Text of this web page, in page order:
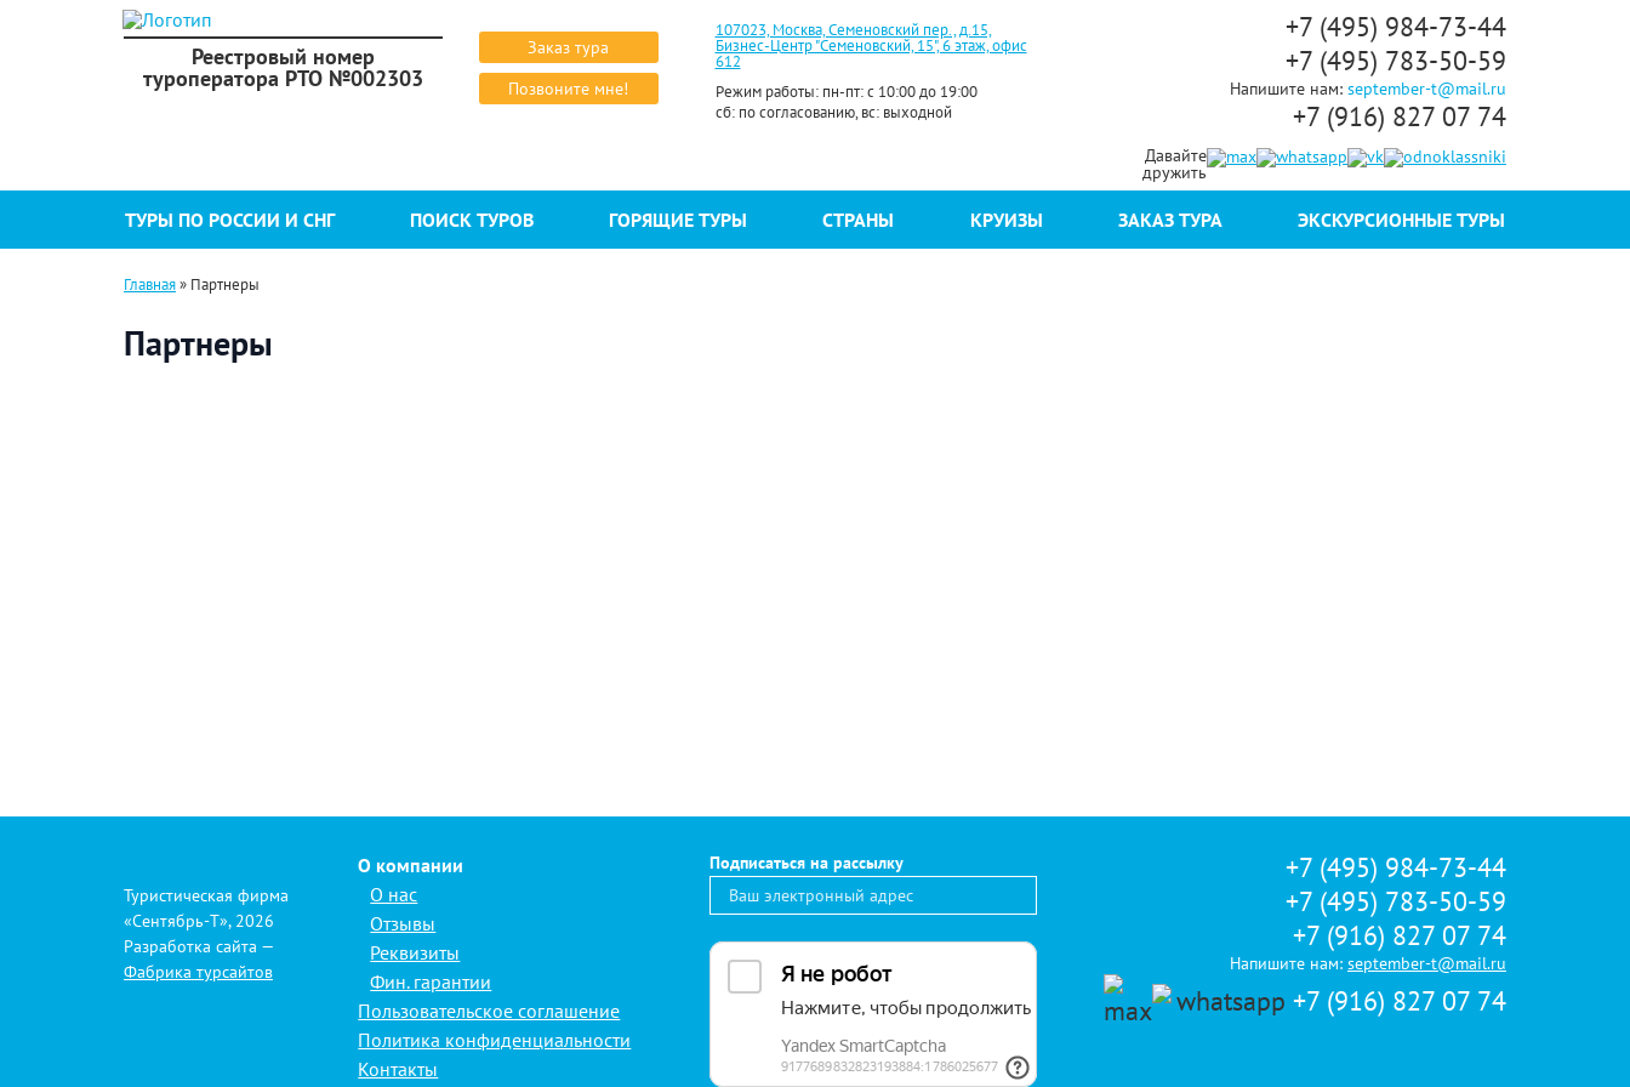
Реестровый номер
туроператора РТО №002303
Заказ тура
Позвоните мне!
107023, Москва, Семеновский пер., д.15,
Бизнес-Центр "Семеновский, 15", 6 этаж, офис
612
Режим работы: пн-пт: с 10:00 до 19:00
сб: по согласованию, вс: выходной
+7 (495) 984-73-44
+7 (495) 783-50-59
Напишите нам: september-t@mail.ru
+7 (916) 827 07 74
Давайте
дружить
ТУРЫ ПО РОССИИ И СНГ ПОИСК ТУРОВ ГОРЯЩИЕ ТУРЫ СТРАНЫ КРУИЗЫ ЗАКАЗ ТУРА ЭКСКУРСИОННЫЕ ТУРЫ
Главная» Партнеры
Партнеры
Туристическая фирма
«Сентябрь-Т», 2026
Разработка сайта —
Фабрика турсайтов
О компании
О нас
Отзывы
Реквизиты
Фин. гарантии
Пользовательское соглашение
Политика конфиденциальности
Контакты
Подписаться на рассылку
+7 (495) 984-73-44
+7 (495) 783-50-59
+7 (916) 827 07 74
Напишите нам: september-t@mail.ru
+7 (916) 827 07 74